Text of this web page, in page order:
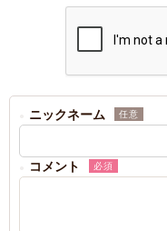
ニックネーム 任意
コメント 必須